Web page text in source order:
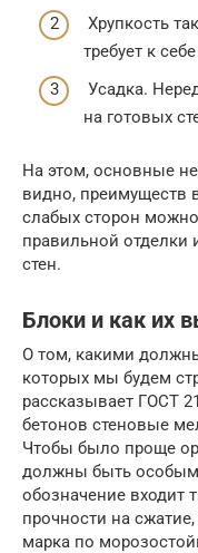
Хрупкость
требует к
Усадка.
на готовых
На этом, основные
видно, преимуществ
слабых сторон
правильной отделки
стен.
Блоки и как их
О том, какими
которых мы будем
рассказывает ГОСТ
бетонов стеновые
Чтобы было проще
должны быть особым
обозначение входит
прочности на
марка по